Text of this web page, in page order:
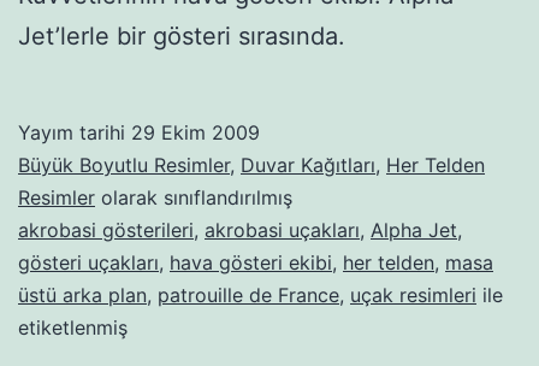
Jet’lerle bir gösteri sırasında.
Yayım tarihi 29 Ekim 2009
Büyük Boyutlu Resimler, Duvar Kağıtları, Her Telden
Resimler olarak sınıflandırılmış
akrobasi gösterileri, akrobasi uçakları, Alpha Jet,
gösteri uçakları, hava gösteri ekibi, her telden, masa
üstü arka plan, patrouille de France, uçak resimleri ile
etiketlenmiş